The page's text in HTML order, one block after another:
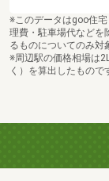
※このデータはgoo住
理費・駐車場代などを
るものについてのみ対
※周辺駅の価格相場は
く）を算出したもので